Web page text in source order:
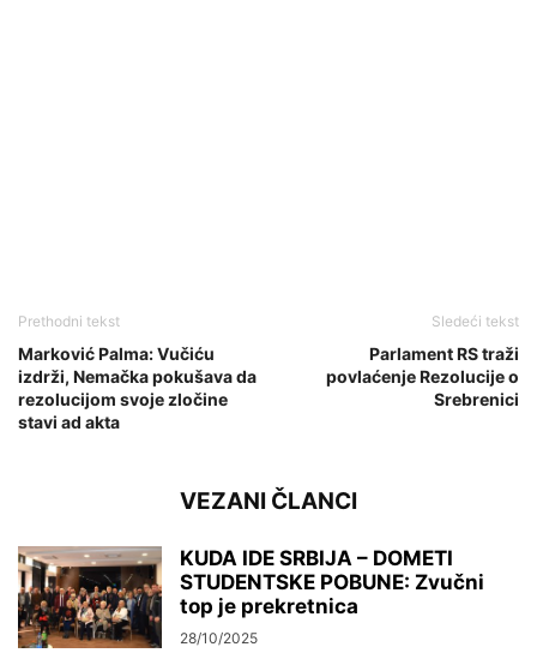
Prethodni tekst
Marković Palma: Vučiću
izdrži, Nemačka pokušava da
rezolucijom svoje zločine
stavi ad akta
Sledeći tekst
Parlament RS traži
povlaćenje Rezolucije o
Srebrenici
VEZANI ČLANCI
KUDA IDE SRBIJA – DOMETI
STUDENTSKE POBUNE: Zvučni
top je prekretnica
28/10/2025